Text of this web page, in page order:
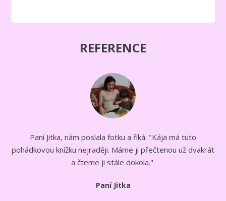
REFERENCE
Paní Jitka, nám poslala fotku a říká: "Kája má tuto
pohádkovou knížku nejraději. Máme ji přečtenou už dvakrát
a čteme ji stále dokola."
Paní Jitka